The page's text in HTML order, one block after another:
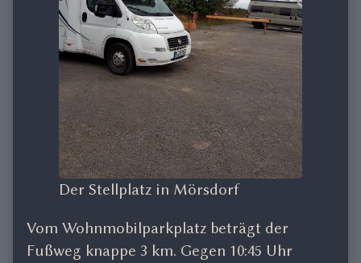
Der Stellplatz in Mörsdorf
Vom Wohnmobilparkplatz beträgt der
Fußweg knappe 3 km. Gegen 10:45 Uhr